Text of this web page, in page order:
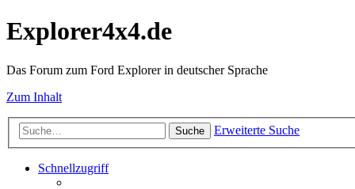
Explorer4x4.de
Das Forum zum Ford Explorer in deutscher Sprache
Zum Inhalt
Suche Erweiterte Suche
Schnellzugriff